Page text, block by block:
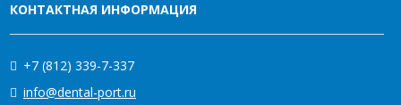
КОНТАКТНАЯ ИНФОРМАЦИЯ
+7 (812) 339-7-337
info@dental-port.ru